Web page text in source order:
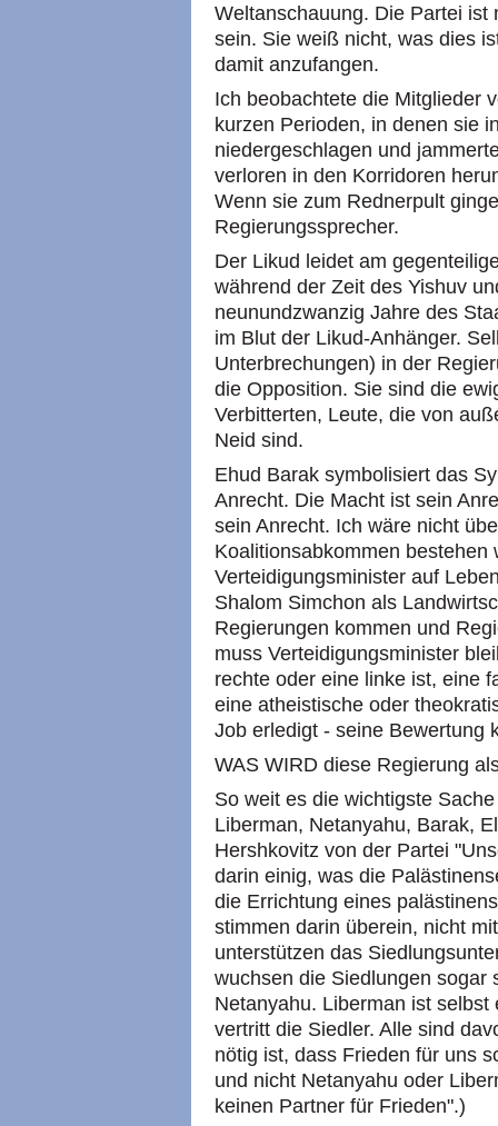
Weltanschauung. Die Partei
sein. Sie weiß nicht, was dies
damit anzufangen.
Ich beobachtete die Mitglieder
kurzen Perioden, in denen sie
niedergeschlagen und
verloren in den Korridoren
Wenn sie zum Rednerpult
Regierungssprecher.
Der Likud leidet am
während der Zeit des Yishuv
neunundzwanzig Jahre des
im Blut der Likud-Anhänger.
Unterbrechungen) in der
die Opposition. Sie sind die
Verbitterten, Leute, die von
Neid sind.
Ehud Barak symbolisiert das
Anrecht. Die Macht ist sein
sein Anrecht. Ich wäre nicht
Koalitionsabkommen bestehen
Verteidigungsminister auf
Shalom Simchon als
Regierungen kommen und
muss Verteidigungsminister
rechte oder eine linke ist, eine
eine atheistische oder
Job erledigt - seine Bewertung
WAS WIRD diese Regierung
So weit es die wichtigste
Liberman, Netanyahu, Barak,
Hershkovitz von der Partei
darin einig, was die
die Errichtung eines
stimmen darin überein, nicht
unterstützen das
wuchsen die Siedlungen sogar
Netanyahu. Liberman ist
vertritt die Siedler. Alle sind
nötig ist, dass Frieden für uns
und nicht Netanyahu oder
keinen Partner für Frieden".)